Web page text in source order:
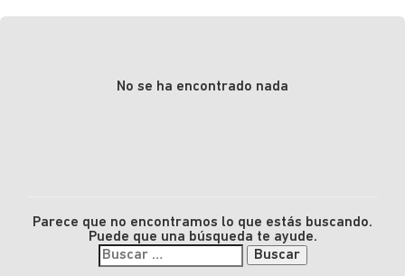
No se ha encontrado nada
Parece que no encontramos lo que estás buscando.
Puede que una búsqueda te ayude.
Buscar: